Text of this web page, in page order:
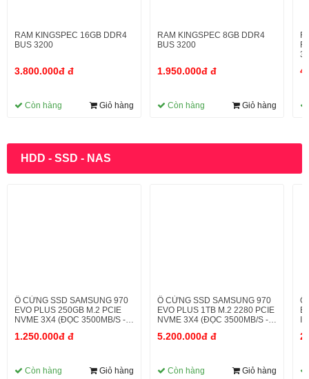
RAM KINGSPEC 16GB DDR4
BUS 3200
3.800.000đ đ
Còn hàng Giỏ hàng
RAM KINGSPEC 8GB DDR4
BUS 3200
1.950.000đ đ
Còn hàng Giỏ hàng
HDD - SSD - NAS
Ổ CỨNG SSD SAMSUNG 970
EVO PLUS 250GB M.2 PCIE
NVME 3X4 (ĐỌC 3500MB/S -
1.250.000đ đ
Còn hàng Giỏ hàng
Ổ CỨNG SSD SAMSUNG 970
EVO PLUS 1TB M.2 2280 PCIE
NVME 3X4 (ĐỌC 3500MB/S -
5.200.000đ đ
Còn hàng Giỏ hàng
Ổ